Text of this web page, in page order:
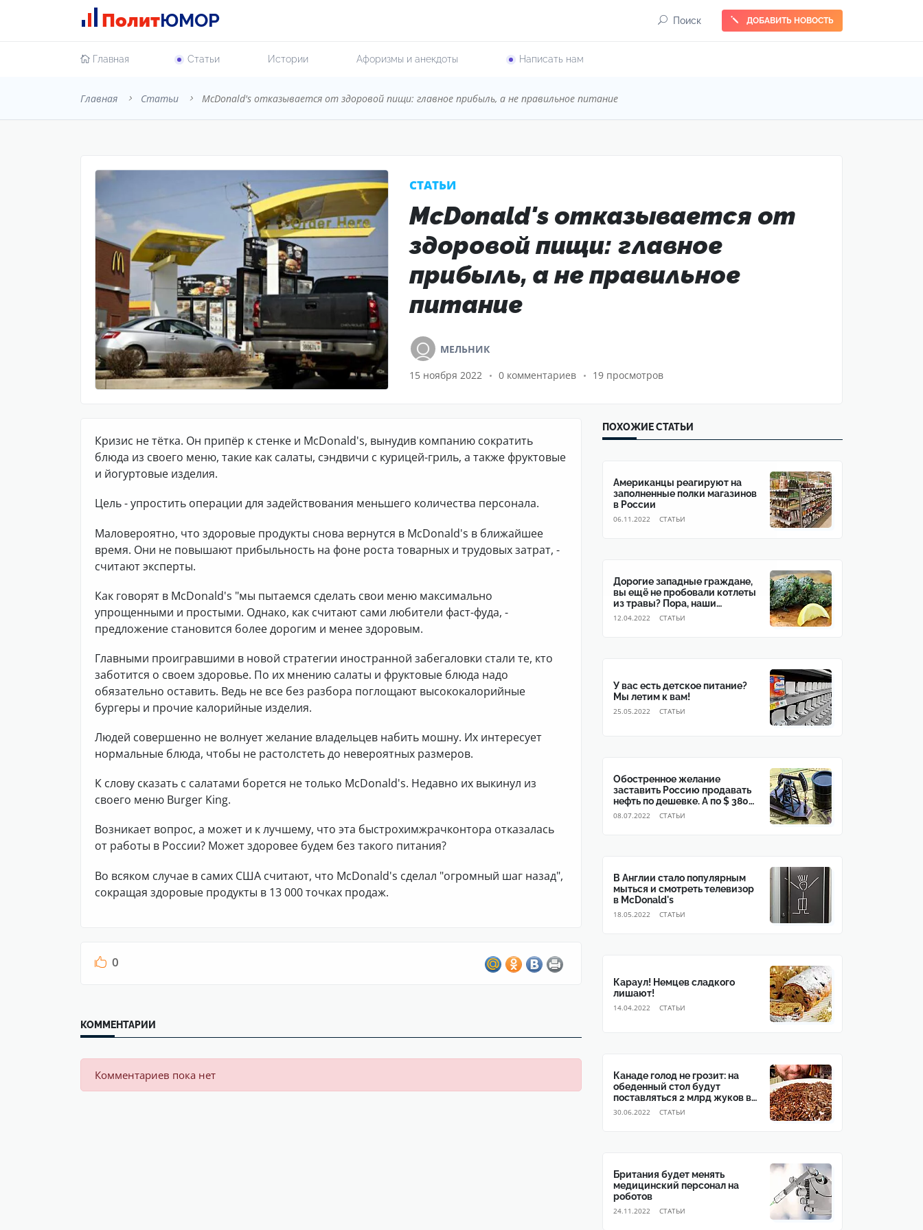
ПолитЮМОР Поиск ДОБАВИТЬ НОВОСТЬ
Главная Cтатьи Истории Афоризмы и анекдоты Написать нам
Главная Cтатьи McDonald's отказывается от здоровой пищи: главное прибыль, а не правильное питание
CТАТЬИ
McDonald's отказывается от
здоровой пищи: главное
прибыль, а не правильное
питание
МЕЛЬНИК
15 ноября 2022
0 комментариев 19 просмотров
Кризис не тётка. Он припёр к стенке и McDonald's, вынудив компанию сократить
блюда из своего меню, такие как салаты, сэндвичи с курицей-гриль, а также фруктовые
и йогуртовые изделия.
Цель - упростить операции для задействования меньшего количества персонала.
Маловероятно, что здоровые продукты снова вернутся в McDonald's в ближайшее
время. Они не повышают прибыльность на фоне роста товарных и трудовых затрат, -
считают эксперты.
Как говорят в McDonald's "мы пытаемся сделать свои меню максимально
упрощенными и простыми. Однако, как считают сами любители фаст-фуда, -
предложение становится более дорогим и менее здоровым.
Главными проигравшими в новой стратегии иностранной забегаловки стали те, кто
заботится о своем здоровье. По их мнению салаты и фруктовые блюда надо
обязательно оставить. Ведь не все без разбора поглощают высококалорийные
бургеры и прочие калорийные изделия.
Людей совершенно не волнует желание владельцев набить мошну. Их интересует
нормальные блюда, чтобы не растолстеть до невероятных размеров.
К слову сказать с салатами борется не только McDonald's. Недавно их выкинул из
своего меню Burger King.
Возникает вопрос, а может и к лучшему, что эта быстрохимжрачконтора отказалась
от работы в России? Может здоровее будем без такого питания?
Во всяком случае в самих США считают, что McDonald's сделал "огромный шаг назад",
сокращая здоровые продукты в 13 000 точках продаж.
0
КОММЕНТАРИИ
Комментариев пока нет
ПОХОЖИЕ СТАТЬИ
Американцы реагируют на
заполненные полки магазинов
в России
06.11.2022 CТАТЬИ
Дорогие западные граждане,
вы ещё не пробовали котлеты
из травы? Пора, наши
уважаемые, пора!
12.04.2022 CТАТЬИ
У вас есть детское питание?
Мы летим к вам!
25.05.2022 CТАТЬИ
Обостренное желание
заставить Россию продавать
нефть по дешевке. А по $ 380
не хотите ли?
08.07.2022 CТАТЬИ
В Англии стало популярным
мыться и смотреть телевизор
в McDonald's
18.05.2022 CТАТЬИ
Караул! Немцев сладкого
лишают!
14.04.2022 CТАТЬИ
Канаде голод не грозит: на
обеденный стол будут
поставляться 2 млрд жуков в
год
30.06.2022 CТАТЬИ
Британия будет менять
медицинский персонал на
роботов
24.11.2022 CТАТЬИ